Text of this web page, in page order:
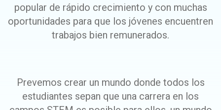
popular de rápido crecimiento y con muchas
oportunidades para que los jóvenes encuentren
trabajos bien remunerados.
Prevemos crear un mundo donde todos los
estudiantes sepan que una carrera en los